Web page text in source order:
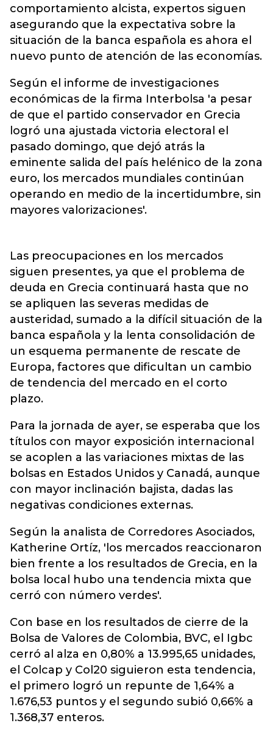
comportamiento alcista, expertos siguen
asegurando que la expectativa sobre la
situación de la banca española es ahora el
nuevo punto de atención de las economías.
Según el informe de investigaciones
económicas de la firma Interbolsa 'a pesar
de que el partido conservador en Grecia
logró una ajustada victoria electoral el
pasado domingo, que dejó atrás la
eminente salida del país helénico de la zona
euro, los mercados mundiales continúan
operando en medio de la incertidumbre, sin
mayores valorizaciones'.
Las preocupaciones en los mercados
siguen presentes, ya que el problema de
deuda en Grecia continuará hasta que no
se apliquen las severas medidas de
austeridad, sumado a la difícil situación de la
banca española y la lenta consolidación de
un esquema permanente de rescate de
Europa, factores que dificultan un cambio
de tendencia del mercado en el corto
plazo.
Para la jornada de ayer, se esperaba que los
títulos con mayor exposición internacional
se acoplen a las variaciones mixtas de las
bolsas en Estados Unidos y Canadá, aunque
con mayor inclinación bajista, dadas las
negativas condiciones externas.
Según la analista de Corredores Asociados,
Katherine Ortíz, 'los mercados reaccionaron
bien frente a los resultados de Grecia, en la
bolsa local hubo una tendencia mixta que
cerró con número verdes'.
Con base en los resultados de cierre de la
Bolsa de Valores de Colombia, BVC, el Igbc
cerró al alza en 0,80% a 13.995,65 unidades,
el Colcap y Col20 siguieron esta tendencia,
el primero logró un repunte de 1,64% a
1.676,53 puntos y el segundo subió 0,66% a
1.368,37 enteros.